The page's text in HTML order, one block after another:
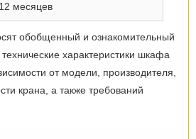
12 месяцев
обобщенный и ознакомительный
характеристики шкафа
от модели, производителя,
крана, а также требований